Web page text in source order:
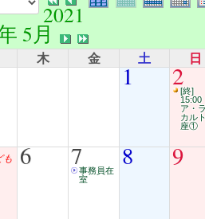
2021
5月
木 金 土 日
1 2[終]
15:00
ア・
カル
座①
も
6 7事務員在
室
8 9